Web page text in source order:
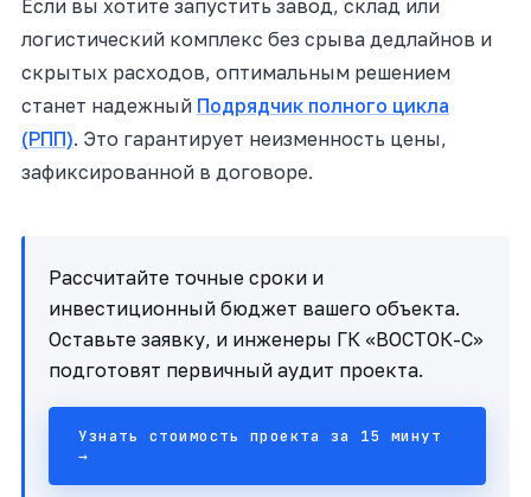
Если вы хотите запустить завод, склад или
логистический комплекс без срыва дедлайнов и
скрытых расходов, оптимальным решением
станет надежный Подрядчик полного цикла
(РПП). Это гарантирует неизменность цены,
зафиксированной в договоре.
Рассчитайте точные сроки и
инвестиционный бюджет вашего объекта.
Оставьте заявку, и инженеры ГК «ВОСТОК-С»
подготовят первичный аудит проекта.
Узнать стоимость проекта за 15 минут
→